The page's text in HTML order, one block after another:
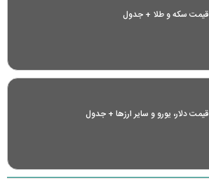
قیمت سکه و طلا + جدول
قیمت دلار، یورو و سایر ارز‌ها + جدول